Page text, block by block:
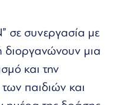
σε συνεργασία με
διοργανώνουν μια
και την
παιδιών και